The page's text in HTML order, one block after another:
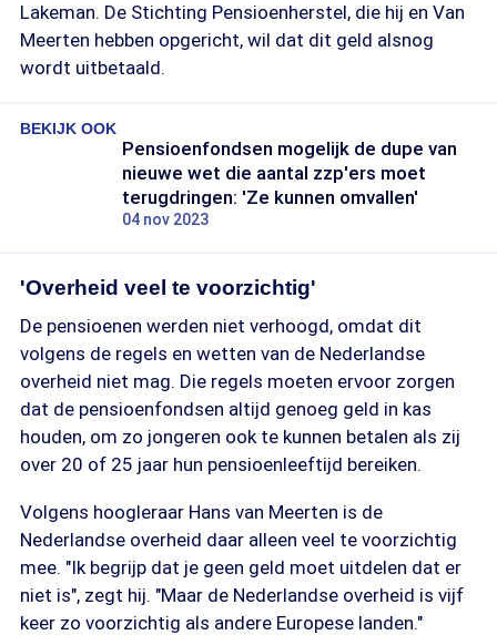
Lakeman. De Stichting Pensioenherstel, die hij en Van
Meerten hebben opgericht, wil dat dit geld alsnog
wordt uitbetaald.
BEKIJK OOK
Pensioenfondsen mogelijk de dupe van
nieuwe wet die aantal zzp'ers moet
terugdringen: 'Ze kunnen omvallen'
04 nov 2023
'Overheid veel te voorzichtig'
De pensioenen werden niet verhoogd, omdat dit
volgens de regels en wetten van de Nederlandse
overheid niet mag. Die regels moeten ervoor zorgen
dat de pensioenfondsen altijd genoeg geld in kas
houden, om zo jongeren ook te kunnen betalen als zij
over 20 of 25 jaar hun pensioenleeftijd bereiken.
Volgens hoogleraar Hans van Meerten is de
Nederlandse overheid daar alleen veel te voorzichtig
mee. "Ik begrijp dat je geen geld moet uitdelen dat er
niet is", zegt hij. "Maar de Nederlandse overheid is vijf
keer zo voorzichtig als andere Europese landen."